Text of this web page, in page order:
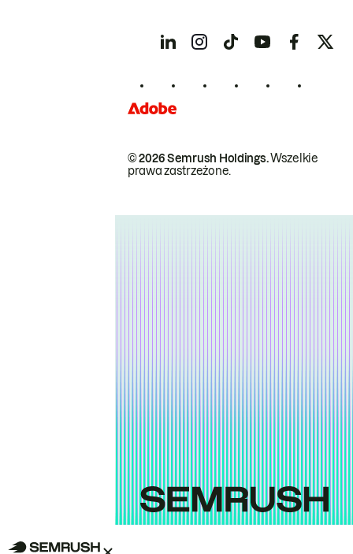
© 2026 Semrush Holdings.Wszelkie
prawa zastrzeżone.